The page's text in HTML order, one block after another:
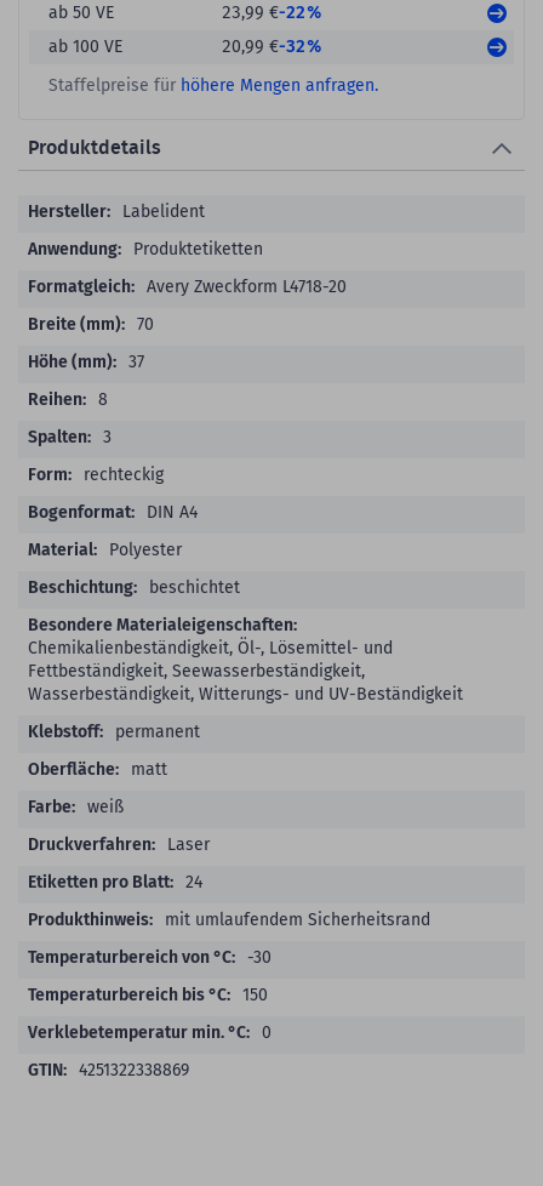
ab 50 VE
23,99 €-22%
ab 100 VE
20,99 €-32%
Staffelpreise für höhere Mengen anfragen.
Produktdetails
ProduktdetailsLabelident
Produktetiketten
Avery Zweckform L4718-20
70
37
8
3
rechteckig
DIN A4
Polyester
beschichtet
Chemikalienbeständigkeit, Öl-, Lösemittel- und
Fettbeständigkeit, Seewasserbeständigkeit,
Wasserbeständigkeit, Witterungs- und UV-Beständigkeit
permanent
matt
weiß
Laser
24
mit umlaufendem Sicherheitsrand
-30
150
0
4251322338869